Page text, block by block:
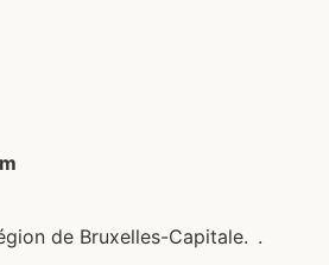
de Bruxelles-Capitale. .